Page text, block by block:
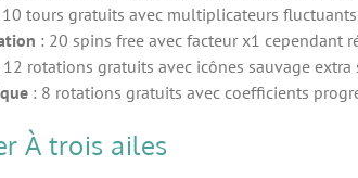
10 tours gratuits avec multiplicateurs
: 20 spins free avec facteur x1 cependant
12 rotations gratuits avec icônes sauvage
: 8 rotations gratuits avec coefficients
À trois ailes